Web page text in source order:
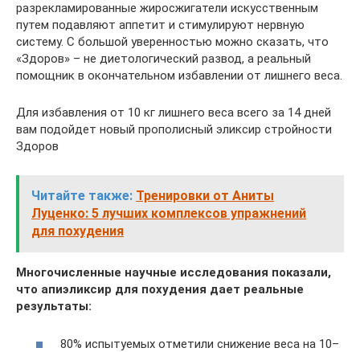
разрекламированные жиросжигатели искусственным
путем подавляют аппетит и стимулируют нервную
систему. С большой уверенностью можно сказать, что
«Здоров» – не диетологический развод, а реальный
помощник в окончательном избавлении от лишнего веса.
Для избавления от 10 кг лишнего веса всего за 14 дней
вам подойдет новый прополисный эликсир стройности
Здоров
Читайте также: Тренировки от Аниты
Луценко: 5 лучших комплексов упражнений
для похудения
Многочисленные научные исследования показали,
что апиэликсир для похудения дает реальные
результаты:
80% испытуемых отметили снижение веса на 10–